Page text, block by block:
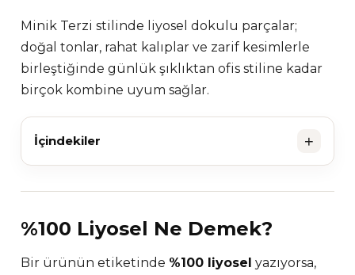
Minik Terzi stilinde liyosel dokulu parçalar;
doğal tonlar, rahat kalıplar ve zarif kesimlerle
birleştiğinde günlük şıklıktan ofis stiline kadar
birçok kombine uyum sağlar.
İçindekiler +
%100 Liyosel Ne Demek?
Bir ürünün etiketinde %100 liyosel yazıyorsa,